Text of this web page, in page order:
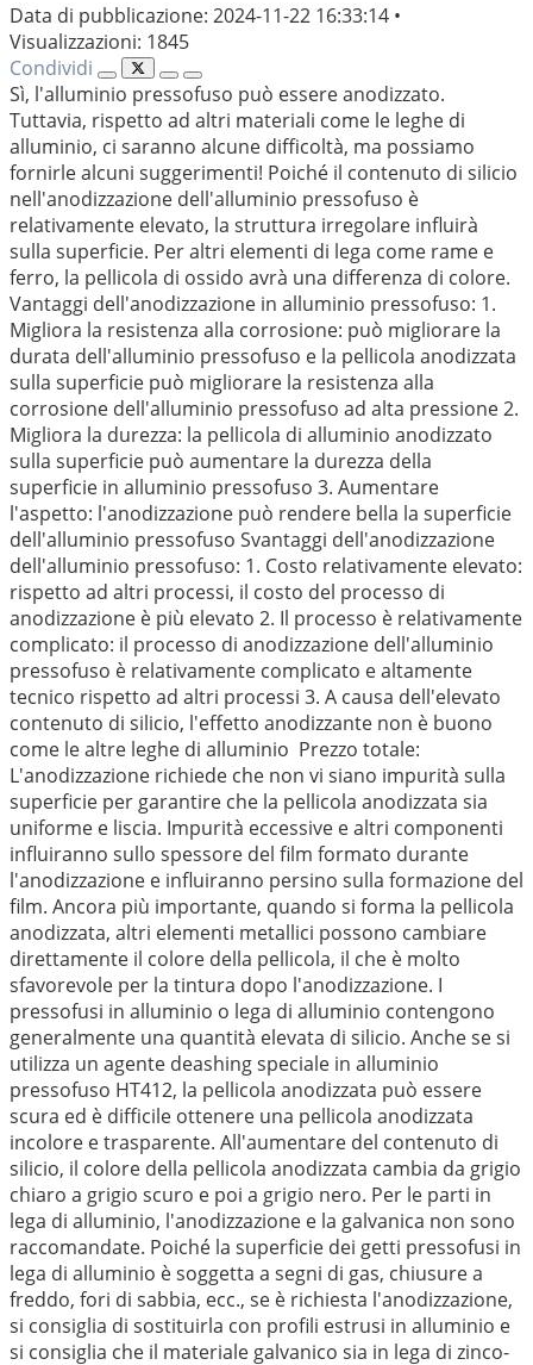
Data di pubblicazione: 2024-11-22 16:33:14 •
Visualizzazioni: 1845
Condividi
Sì, l'alluminio pressofuso può essere anodizzato.
Tuttavia, rispetto ad altri materiali come le leghe di
alluminio, ci saranno alcune difficoltà, ma possiamo
fornirle alcuni suggerimenti! Poiché il contenuto di silicio
nell'anodizzazione dell'alluminio pressofuso è
relativamente elevato, la struttura irregolare influirà
sulla superficie. Per altri elementi di lega come rame e
ferro, la pellicola di ossido avrà una differenza di colore.
Vantaggi dell'anodizzazione in alluminio pressofuso: 1.
Migliora la resistenza alla corrosione: può migliorare la
durata dell'alluminio pressofuso e la pellicola anodizzata
sulla superficie può migliorare la resistenza alla
corrosione dell'alluminio pressofuso ad alta pressione 2.
Migliora la durezza: la pellicola di alluminio anodizzato
sulla superficie può aumentare la durezza della
superficie in alluminio pressofuso 3. Aumentare
l'aspetto: l'anodizzazione può rendere bella la superficie
dell'alluminio pressofuso Svantaggi dell'anodizzazione
dell'alluminio pressofuso: 1. Costo relativamente elevato:
rispetto ad altri processi, il costo del processo di
anodizzazione è più elevato 2. Il processo è relativamente
complicato: il processo di anodizzazione dell'alluminio
pressofuso è relativamente complicato e altamente
tecnico rispetto ad altri processi 3. A causa dell'elevato
contenuto di silicio, l'effetto anodizzante non è buono
come le altre leghe di alluminio Prezzo totale:
L'anodizzazione richiede che non vi siano impurità sulla
superficie per garantire che la pellicola anodizzata sia
uniforme e liscia. Impurità eccessive e altri componenti
influiranno sullo spessore del film formato durante
l'anodizzazione e influiranno persino sulla formazione del
film. Ancora più importante, quando si forma la pellicola
anodizzata, altri elementi metallici possono cambiare
direttamente il colore della pellicola, il che è molto
sfavorevole per la tintura dopo l'anodizzazione. I
pressofusi in alluminio o lega di alluminio contengono
generalmente una quantità elevata di silicio. Anche se si
utilizza un agente deashing speciale in alluminio
pressofuso HT412, la pellicola anodizzata può essere
scura ed è difficile ottenere una pellicola anodizzata
incolore e trasparente. All'aumentare del contenuto di
silicio, il colore della pellicola anodizzata cambia da grigio
chiaro a grigio scuro e poi a grigio nero. Per le parti in
lega di alluminio, l'anodizzazione e la galvanica non sono
raccomandate. Poiché la superficie dei getti pressofusi in
lega di alluminio è soggetta a segni di gas, chiusure a
freddo, fori di sabbia, ecc., se è richiesta l'anodizzazione,
si consiglia di sostituirla con profili estrusi in alluminio e
si consiglia che il materiale galvanico sia in lega di zinco-